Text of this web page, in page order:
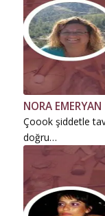
NORA EMERYAN
Çoook şiddetle
doğru…